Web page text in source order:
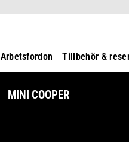
Arbetsfordon Tillbehör &
MINI COOPER